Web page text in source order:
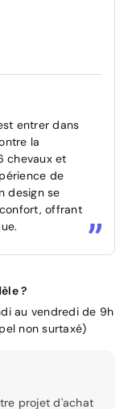
entrer dans
la
chevaux et
de
design se
offrant
?
au vendredi de 9h
non surtaxé)
projet d'achat